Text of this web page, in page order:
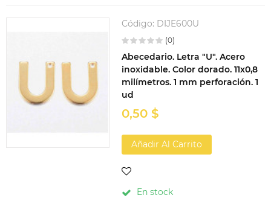
Código: DIJE600U
(0)
Abecedario. Letra "U". Acero
inoxidable. Color dorado. 11x0,8
milímetros. 1 mm perforación. 1
ud
0,50 $
Añadir Al Carrito
En stock